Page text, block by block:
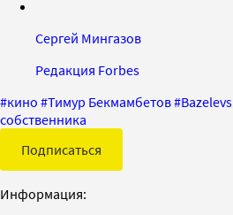
Сергей Мингазов
Редакция Forbes
#кино #Тимур Бекмамбетов#Bazelevs
собственника
Подписаться
Информация: